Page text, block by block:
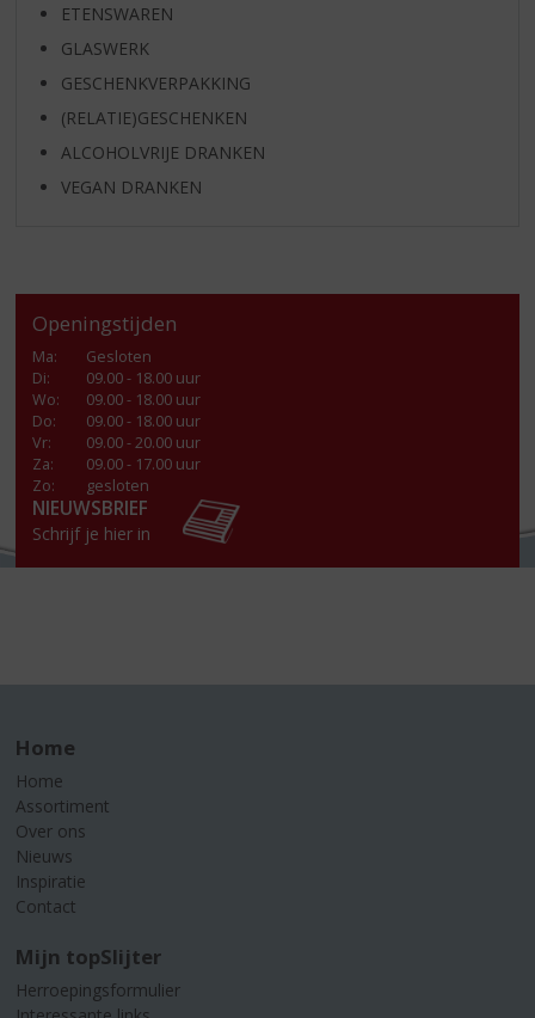
ETENSWAREN
GLASWERK
GESCHENKVERPAKKING
(RELATIE)GESCHENKEN
ALCOHOLVRIJE DRANKEN
VEGAN DRANKEN
Openingstijden
Ma:
Gesloten
Di:
09.00 - 18.00 uur
Wo:
09.00 - 18.00 uur
Do:
09.00 - 18.00 uur
Vr:
09.00 - 20.00 uur
Za:
09.00 - 17.00 uur
Zo:
gesloten
NIEUWSBRIEF
Schrijf je hier in
Home
Home
Assortiment
Over ons
Nieuws
Inspiratie
Contact
Mijn topSlijter
Herroepingsformulier